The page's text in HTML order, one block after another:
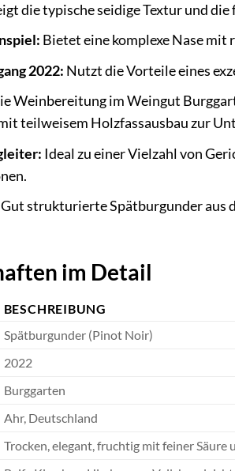
die typische seidige Textur und
Bietet eine komplexe Nase
2022: Nutzt die Vorteile eines
Weinbereitung im Weingut
teilweisem Holzfassausbau zur
Ideal zu einer Vielzahl von
Gut strukturierte Spätburgunder aus
im Detail
BESCHREIBUNG
Spätburgunder (Pinot Noir)
2022
Burggarten
Ahr, Deutschland
Trocken, elegant, fruchtig mit feiner Säure